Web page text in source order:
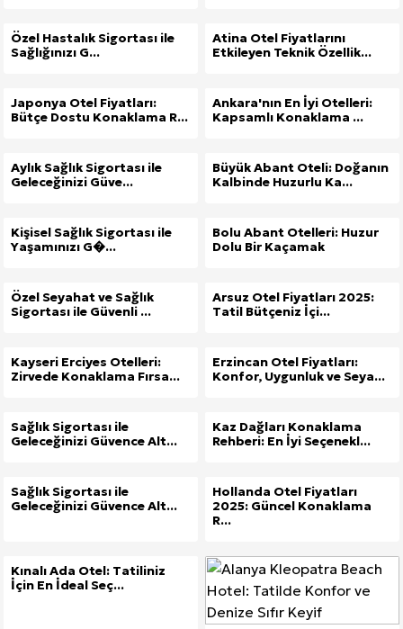
Özel Hastalık Sigortası ile
Sağlığınızı G...
Atina Otel Fiyatlarını
Etkileyen Teknik Özellik...
Japonya Otel Fiyatları:
Bütçe Dostu Konaklama R...
Ankara'nın En İyi Otelleri:
Kapsamlı Konaklama ...
Aylık Sağlık Sigortası ile
Geleceğinizi Güve...
Büyük Abant Oteli: Doğanın
Kalbinde Huzurlu Ka...
Kişisel Sağlık Sigortası ile
Yaşamınızı G�...
Bolu Abant Otelleri: Huzur
Dolu Bir Kaçamak
Özel Seyahat ve Sağlık
Sigortası ile Güvenli ...
Arsuz Otel Fiyatları 2025:
Tatil Bütçeniz İçi...
Kayseri Erciyes Otelleri:
Zirvede Konaklama Fırsa...
Erzincan Otel Fiyatları:
Konfor, Uygunluk ve Seya...
Sağlık Sigortası ile
Geleceğinizi Güvence Alt...
Kaz Dağları Konaklama
Rehberi: En İyi Seçenekl...
Sağlık Sigortası ile
Geleceğinizi Güvence Alt...
Hollanda Otel Fiyatları
2025: Güncel Konaklama
R...
Kınalı Ada Otel: Tatiliniz
İçin En İdeal Seç...